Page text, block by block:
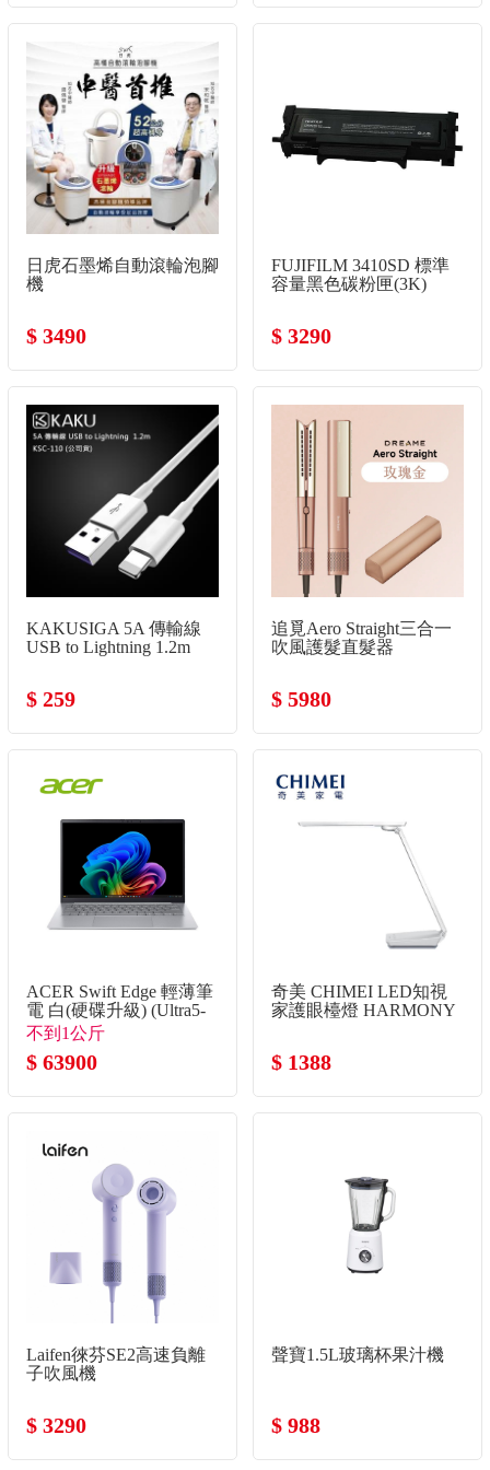
日虎石墨烯自動滾輪泡腳
機
$ 3490
FUJIFILM 3410SD 標準
容量黑色碳粉匣(3K)
$ 3290
KAKUSIGA 5A 傳輸線
USB to Lightning 1.2m
$ 259
追覓Aero Straight三合一
吹風護髮直髮器
$ 5980
ACER Swift Edge 輕薄筆
電 白(硬碟升級) (Ultra5-
325/32G/2TB SSD/Win11)
不到1公斤
$ 63900
奇美 CHIMEI LED知視
家護眼檯燈 HARMONY
$ 1388
Laifen徠芬SE2高速負離
子吹風機
$ 3290
聲寶1.5L玻璃杯果汁機
$ 988